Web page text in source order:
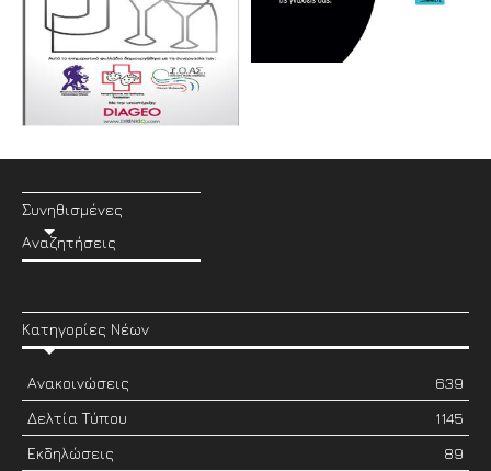
Συνηθισμένες
Αναζητήσεις
Κατηγορίες Νέων
Ανακοινώσεις
639
Δελτία Τύπου
1145
Εκδηλώσεις
89